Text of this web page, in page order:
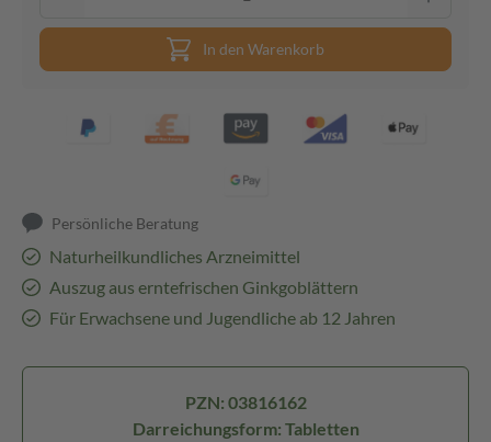
In den Warenkorb
Persönliche Beratung
Naturheilkundliches Arzneimittel
Auszug aus erntefrischen Ginkgoblättern
Für Erwachsene und Jugendliche ab 12 Jahren
PZN: 03816162
Darreichungsform: Tabletten